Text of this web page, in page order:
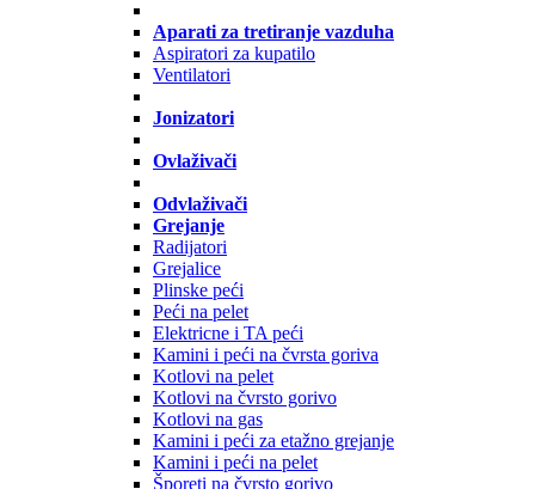
Aparati za tretiranje vazduha
Aspiratori za kupatilo
Ventilatori
Jonizatori
Ovlaživači
Odvlaživači
Grejanje
Radijatori
Grejalice
Plinske peći
Peći na pelet
Elektricne i TA peći
Kamini i peći na čvrsta goriva
Kotlovi na pelet
Kotlovi na čvrsto gorivo
Kotlovi na gas
Kamini i peći za etažno grejanje
Kamini i peći na pelet
Šporeti na čvrsto gorivo